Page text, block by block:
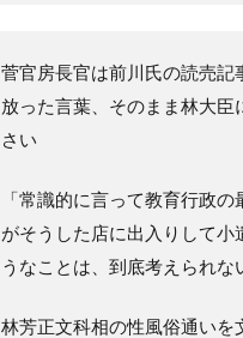
菅官房長官は前川氏の読売記
放った言葉、そのまま林大臣
さい
「常識的に言って教育行政
がそうした店に出入りして小
うなことは、到底考えられな
林芳正文科相の性風俗通いを